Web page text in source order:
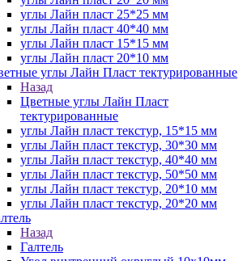
углы Лайн пласт 25*25 мм
углы Лайн пласт 40*40 мм
углы Лайн пласт 15*15 мм
углы Лайн пласт 20*10 мм
углы Лайн Пласт тектурированные
Назад
Цветные углы Лайн Пласт
тектурированные
углы Лайн пласт текстур, 15*15 мм
углы Лайн пласт текстур, 30*30 мм
углы Лайн пласт текстур, 40*40 мм
углы Лайн пласт текстур, 50*50 мм
углы Лайн пласт текстур, 20*10 мм
углы Лайн пласт текстур, 20*20 мм
Назад
Галтель